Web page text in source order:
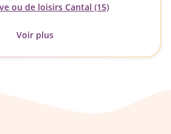
ou de loisirs Cantal (15)
Voir plus